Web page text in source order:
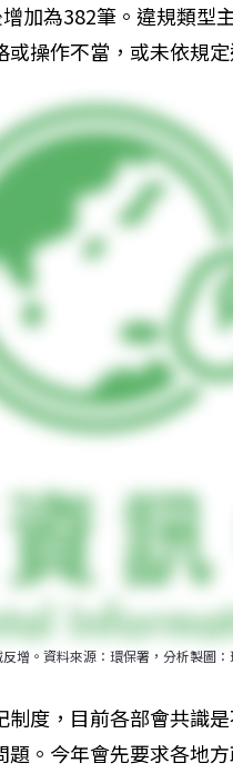
加為382筆。違規類型
操作不當，或未依規
增。資料來源：環保署，分析製圖：
度，目前各部會共識
。今年會先要求各地